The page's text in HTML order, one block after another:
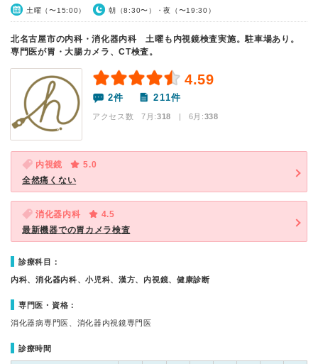
土曜（〜15:00） 朝（8:30〜）・夜（〜19:30）
北名古屋市の内科・消化器内科 土曜も内視鏡検査実施。駐車場あり。
専門医が胃・大腸カメラ、CT検査。
4.59
2件 211件
アクセス数 7月:318 | 6月:338
内視鏡
5.0
全然痛くない
消化器内科
4.5
最新機器での胃カメラ検査
診療科目：
内科、消化器内科、小児科、漢方、内視鏡、健康診断
専門医・資格：
消化器病専門医、消化器内視鏡専門医
診療時間